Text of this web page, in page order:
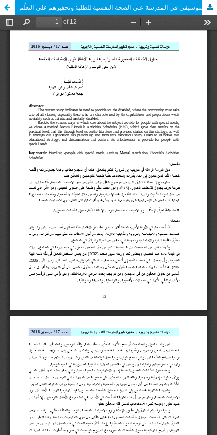
أثر تعليم الموسيقى في المدرسة على الصحة النفسية للطلبة وتحفيزهم على التعلّم